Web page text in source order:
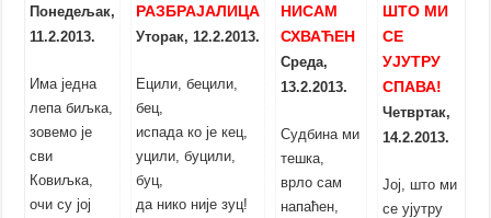
Понедељак,
11.2.2013.
Има једна
лепа биљка,
зовемо је
сви
Ковиљка,
очи су јој
РАЗБРАЈАЛИЦА
Уторак, 12.2.2013.
Ецили, бецили,
бец,
испада ко је кец,
уцили, буцили,
буц,
да нико није зуц!
НИСАМ
СХВАЋЕН
Среда,
13.2.2013.
Судбина ми
тешка,
врло сам
напаћен,
ШТО МИ
СЕ
УЈУТРУ
СПАВА!
Четвртак,
14.2.2013.
Јој, што ми
се ујутру